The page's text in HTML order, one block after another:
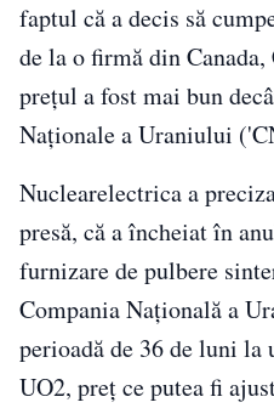
faptul că a decis să
de la o firmă din
preţul a fost mai bun
Naţionale a Uraniului
Nuclearelectrica a
presă, că a încheiat în
furnizare de pulbere
Compania Naţională a
perioadă de 36 de luni
UO2, preţ ce putea fi